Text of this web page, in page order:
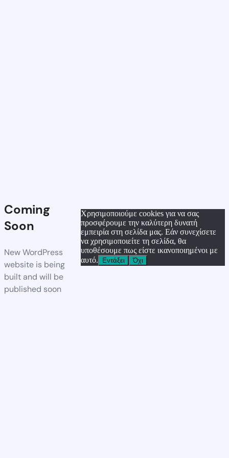
Coming
Soon
New WordPress
website is being
built and will be
published soon
Χρησιμοποιούμε cookies για να σας
προσφέρουμε την καλύτερη δυνατή
εμπειρία στη σελίδα μας. Εάν συνεχίσετε
να χρησιμοποιείτε τη σελίδα, θα
υποθέσουμε πως είστε ικανοποιημένοι με
αυτό.
Εντάξει Όχι